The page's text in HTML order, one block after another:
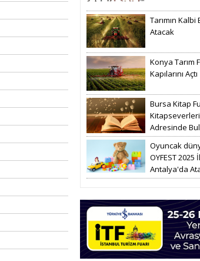
Tarımın Kalbi
Atacak
Konya Tarım
Kapılarını Açtı
Bursa Kitap
Adresinde
Oyuncak
OYFEST 2025
Antalya'da